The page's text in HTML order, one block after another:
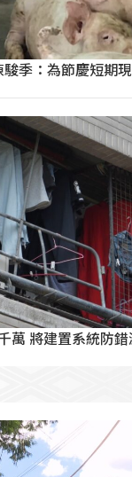
季：為節慶短期
萬 將建置系統防錯